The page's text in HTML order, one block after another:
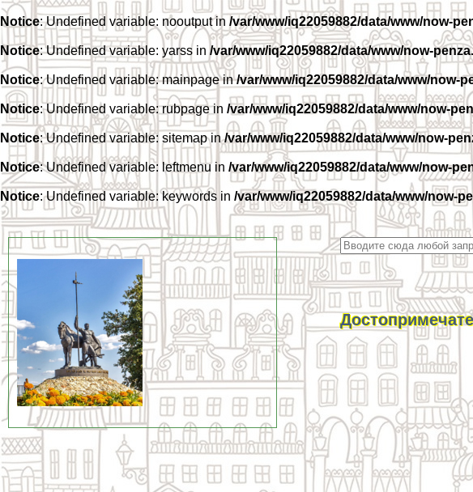
Notice: Undefined variable: nooutput in /var/www/iq22059882/data/www/now-
Notice: Undefined variable: yarss in /var/www/iq22059882/data/www/now-
Notice: Undefined variable: mainpage in/var/www/iq22059882/data/www/now-
Notice: Undefined variable: rubpage in /var/www/iq22059882/data/www/now-
Notice: Undefined variable: sitemap in/var/www/iq22059882/data/www/now-
Notice: Undefined variable: leftmenu in /var/www/iq22059882/data/www/now-
Notice: Undefined variable: keywords in /var/www/iq22059882/data/www/now-